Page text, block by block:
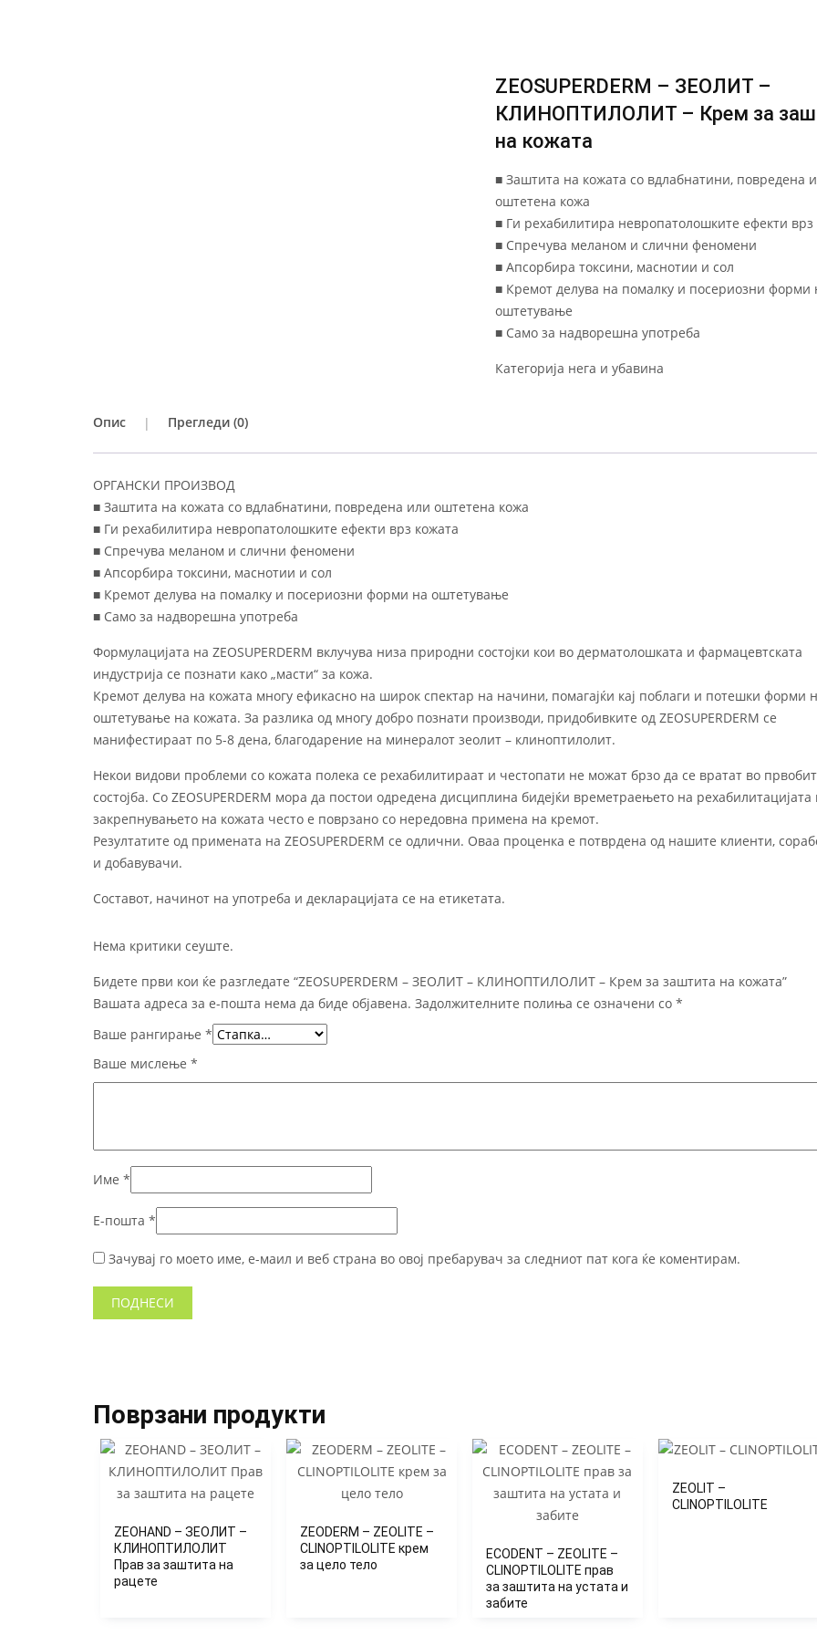
ZEOSUPERDERM – ЗЕОЛИТ –
КЛИНОПТИЛОЛИТ – Крем за
на кожата
■ Заштита на кожата со вдлабнатини, повредена
оштетена кожа
■ Ги рехабилитира невропатолошките ефекти врз
■ Спречува меланом и слични феномени
■ Апсорбира токсини, маснотии и сол
■ Кремот делува на помалку и посериозни форми
оштетување
■ Само за надворешна употреба
Категорија нега и убавина
Опис Прегледи (0)
ОРГАНСКИ ПРОИЗВОД
■ Заштита на кожата со вдлабнатини, повредена или оштетена кожа
■ Ги рехабилитира невропатолошките ефекти врз кожата
■ Спречува меланом и слични феномени
■ Апсорбира токсини, маснотии и сол
■ Кремот делува на помалку и посериозни форми на оштетување
■ Само за надворешна употреба
Формулацијата на ZEOSUPERDERM вклучува низа природни состојки кои во дерматолошката и фармацевтската
индустрија се познати како „масти“ за кожа.
Кремот делува на кожата многу ефикасно на широк спектар на начини, помагајќи кај поблаги и потешки форми
оштетување на кожата. За разлика од многу добро познати производи, придобивките од ZEOSUPERDERM се
манифестираат по 5-8 дена, благодарение на минералот зеолит – клиноптилолит.
Некои видови проблеми со кожата полека се рехабилитираат и честопати не можат брзо да се вратат во
состојба. Со ZEOSUPERDERM мора да постои одредена дисциплина бидејќи времетраењето на рехабилитацијата
закрепнувањето на кожата често е поврзано со нередовна примена на кремот.
Резултатите од примената на ZEOSUPERDERM се одлични. Оваа проценка е потврдена од нашите клиенти,
и добавувачи.
Составот, начинот на употреба и декларацијата се на етикетата.
Нема критики сеуште.
Бидете први кои ќе разгледате “ZEOSUPERDERM – ЗЕОЛИТ – КЛИНОПТИЛОЛИТ – Крем за заштита на кожата”
Вашата адреса за е-пошта нема да биде објавена. Задолжителните полиња се означени со *
Ваше рангирање *
Ваше мислење *
Име *
Е-пошта *
Зачувај го моето име, е-маил и веб страна во овој пребарувач за следниот пат кога ќе коментирам.
Поврзани продукти
ZEOHAND – ЗЕОЛИТ –
КЛИНОПТИЛОЛИТ
Прав за заштита на
рацете
ZEODERM – ZEOLITE –
CLINOPTILOLITE крем
за цело тело
ECODENT – ZEOLITE –
CLINOPTILOLITE прав
за заштита на устата и
забите
ZEOLIT –
CLINOPTILOLITE